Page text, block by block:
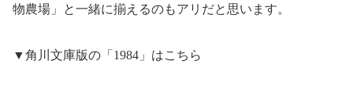
物農場」と一緒に揃えるのもアリだと思います。
▼角川文庫版の「1984」はこちら